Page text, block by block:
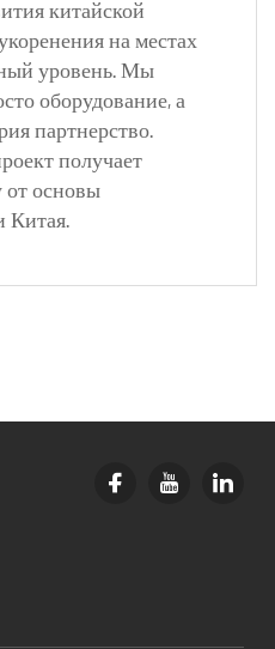
китайской
на местах
уровень. Мы
оборудование, а
партнерство.
получает
основы